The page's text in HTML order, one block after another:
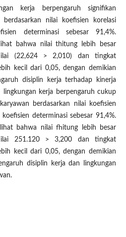
kerja berpengaruh signifikan
nilai koefisien korelasi
determinasi sebesar 91,4%.
bahwa nilai thitung lebih besar
(22,624 > 2,010) dan tingkat
kecil dari 0,05, dengan demikian
disiplin kerja terhadap kinerja
lingkungan kerja berpengaruh cukup
berdasarkan nilai koefisien
determinasi sebesar 91,4%.
bahwa nilai fhitung lebih besar
251.120 > 3,200 dan tingkat
kecil dari 0,05, dengan demikian
disiplin kerja dan lingkungan